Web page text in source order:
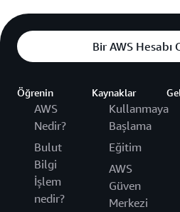
Bir AWS Hesabı
Öğrenin
AWS
Nedir?
Bulut
Bilgi
İşlem
nedir?
Kaynaklar
Kullanmaya
Başlama
Eğitim
AWS
Güven
Merkezi